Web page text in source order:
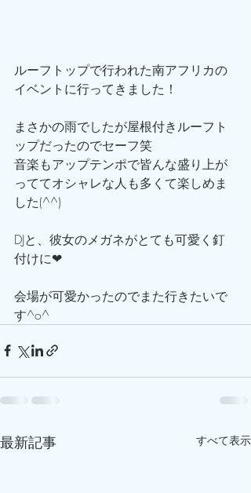
ルーフトップで行われた南アフリカの
イベントに行ってきました！
まさかの雨でしたが屋根付きルーフト
ップだったのでセーフ笑
音楽もアップテンポで皆んな盛り上が
っててオシャレな人も多くて楽しめま
した(^^)
DJと、彼女のメガネがとても可愛く釘
付けに❤︎
会場が可愛かったのでまた行きたいで
す^o^
最新記事 すべて表示